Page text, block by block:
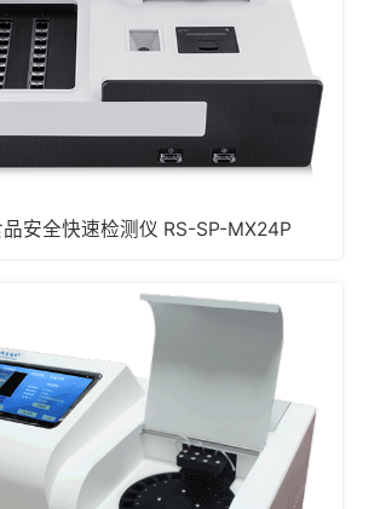
安全快速检测仪 RS-SP-MX24P